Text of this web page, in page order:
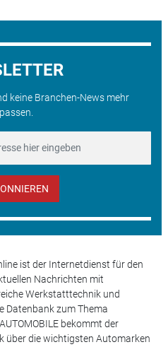
keine Branchen-News mehr
ist der Internetdienst für den
Nachrichten mit
Werkstatttechnik und
Datenbank zum Thema
bekommt der
über die wichtigsten Automarken